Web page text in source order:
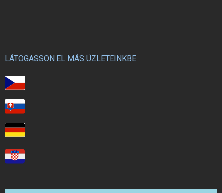
LÁTOGASSON EL MÁS ÜZLETEINKBE